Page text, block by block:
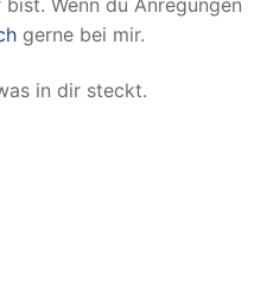
gerne bei mir.
in dir steckt.